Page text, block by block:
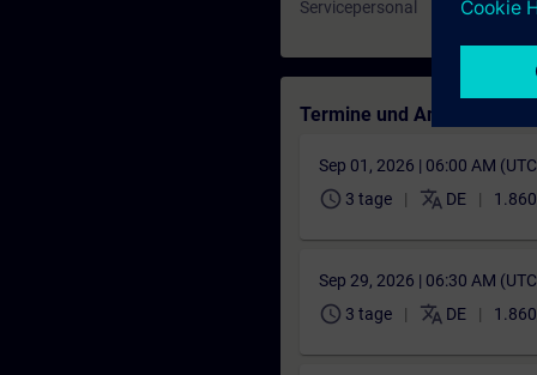
Servicepersonal
Termine und Anmeldung
Sep 01, 2026 | 06:00 AM
schedule 3 tage translate DE
Sep 29, 2026 | 06:30 AM
schedule 3 tage translate DE